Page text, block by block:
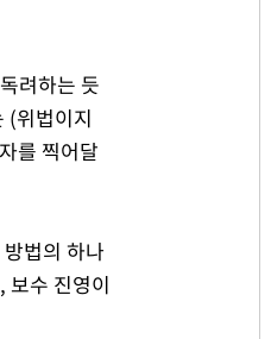
려하는 듯
(위법이지
를 찍어달
법의 하나
보수 진영이